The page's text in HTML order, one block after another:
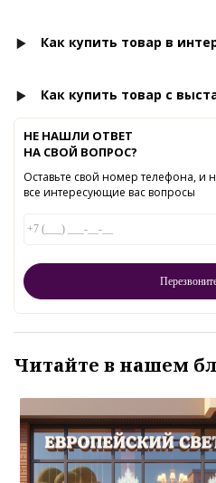
Как купить товар в
Как купить товар с
НЕ НАШЛИ ОТВЕТ
НА СВОЙ ВОПРОС?
Оставьте свой номер телефона, и
все интересующие вас вопросы
Читайте в нашем